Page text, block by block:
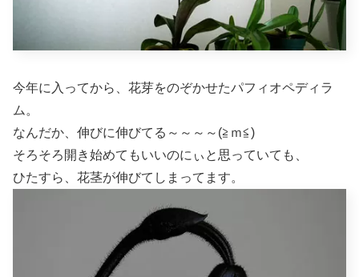
今年に入ってから、花芽をのぞかせたパフィオペディラ
ム。
なんだか、伸びに伸びてる～～～～(≧ｍ≦)
そろそろ開き始めてもいいのにぃと思っていても、
ひたすら、花茎が伸びてしまってます。